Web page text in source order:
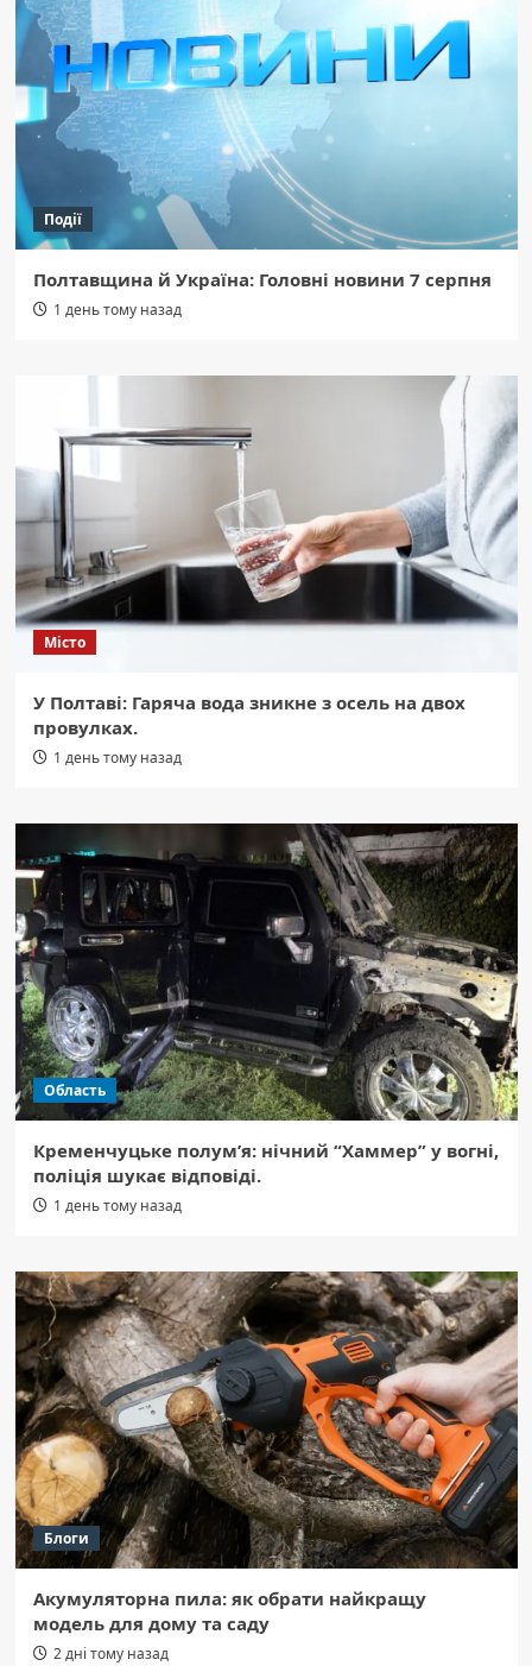
Події
Полтавщина й Україна: Головні новини 7 серпня
1 день тому назад
Місто
У Полтаві: Гаряча вода зникне з осель на двох
провулках.
1 день тому назад
Область
Кременчуцьке полум’я: нічний “Хаммер” у вогні,
поліція шукає відповіді.
1 день тому назад
Блоги
Акумуляторна пила: як обрати найкращу
модель для дому та саду
2 дні тому назад